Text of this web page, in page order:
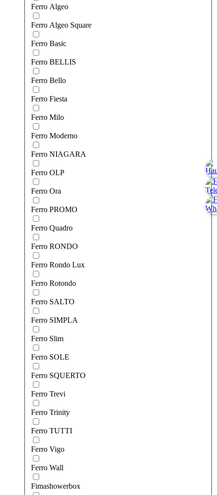
Ferro Algeo
Ferro Algeo Square
Ferro Basic
Ferro BELLIS
Ferro Bello
Ferro Fiesta
Ferro Milo
Ferro Moderno
Ferro NIAGARA
Ferro OLP
Ferro Ora
Ferro PROMO
Ferro Quadro
Ferro RONDO
Ferro Rondo Lux
Ferro Rotondo
Ferro SALTО
Ferro SIMPLA
Ferro Slim
Ferro SOLE
Ferro SQUERTO
Ferro Trevi
Ferro Trinity
Ferro TUTTI
Ferro Vigo
Ferro Wall
Fimashowerbox